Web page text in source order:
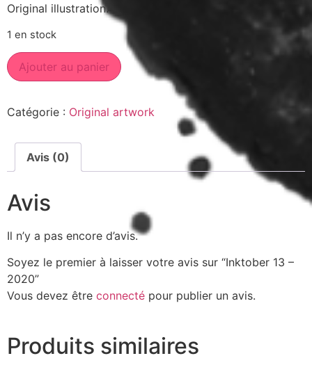
Original illustration.
1 en stock
Ajouter au panier
Catégorie : Original artwork
Avis (0)
Avis
Il n’y a pas encore d’avis.
Soyez le premier à laisser votre avis sur “Inktober 13 –
2020”
Vous devez être connecté pour publier un avis.
Produits similaires